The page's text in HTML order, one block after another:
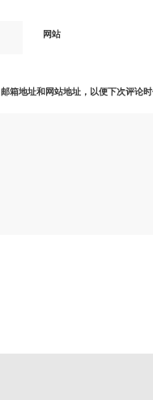
网站
箱地址和网站地址，以便下次评论